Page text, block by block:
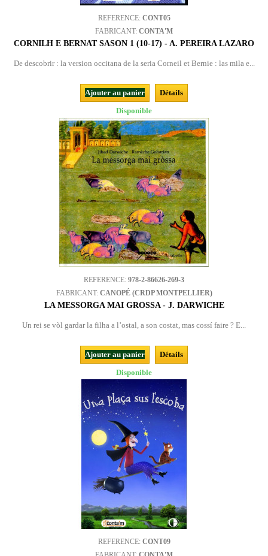
REFERENCE: CONT05
FABRICANT: CONTA'M
CORNILH E BERNAT SASON 1 (10-17) - A. PEREIRA LAZARO
De descobrir : la version occitana de la seria Corneil et Bernie : las mila e...
Ajouter au panier
Détails
Disponible
REFERENCE: 978-2-86626-269-3
FABRICANT: CANOPÉ (CRDP MONTPELLIER)
LA MESSORGA MAI GRÒSSA - J. DARWICHE
Un rei se vòl gardar la filha a l’ostal, a son costat, mas cossí faire ? E...
Ajouter au panier
Détails
Disponible
REFERENCE: CONT09